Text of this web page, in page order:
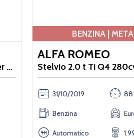
CSS Touring Superleggera Super Sprint
BENZINA |
ALFA ROMEO
Stelvio 2.0 t Ti Q4
31/10/2019
Benzina
Automatico